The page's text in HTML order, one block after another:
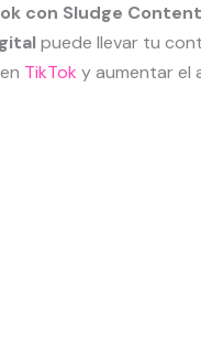
con Sludge Content
puede llevar tu
TikTok y aumentar el